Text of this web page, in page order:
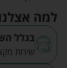
למה
בגלל
שירות